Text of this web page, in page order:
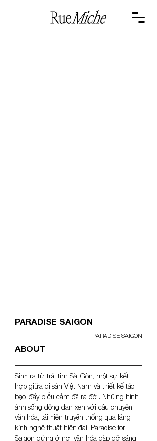
PARADISE SAIGON
PARADISE SAIGON
ABOUT
Sinh ra từ trái tim Sài Gòn, một sự kết
hợp giữa di sản Việt Nam và thiết kế táo
bạo, đầy biểu cảm đã ra đời. Những hình
ảnh sống động đan xen với câu chuyện
văn hóa, tái hiện truyền thống qua lăng
kính nghệ thuật hiện đại. Paradise for
Saigon đứng ở nơi văn hóa gặp gỡ sáng